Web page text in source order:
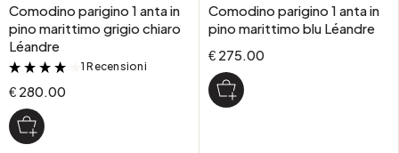
Comodino parigino 1 anta in
pino marittimo grigio chiaro
Léandre
&
1 Recensioni
€ 280.00
Comodino parigino 1 anta in
pino marittimo blu Léandre
€ 275.00